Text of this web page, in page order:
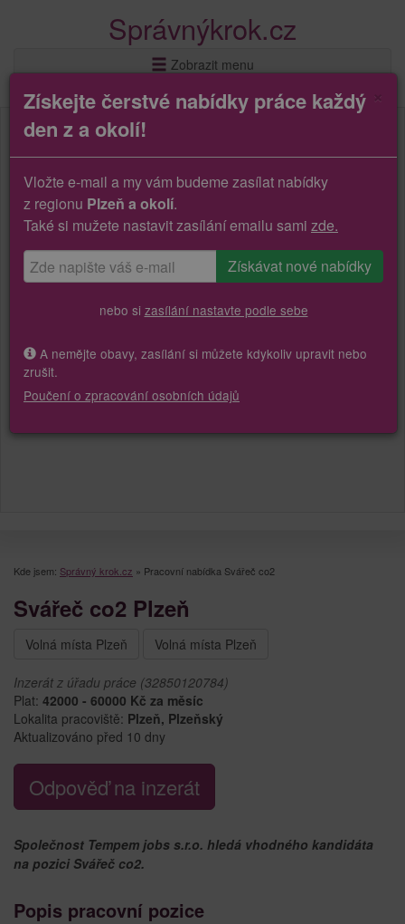
Správnýkrok.cz
Zobrazit menu
Kde jsem: Správný krok.cz » Pracovní nabídka Svářeč co2
Svářeč co2 Plzeň
Volná místa Plzeň Volná místa Plzeň
Inzerát z úřadu práce (32850120784)
Plat: 42000 - 60000 Kč za měsíc
Lokalita pracoviště: Plzeň, Plzeňský
Aktualizováno před 10 dny
Odpověď na inzerát
Společnost Tempem jobs s.r.o. hledá vhodného kandidáta
na pozici Svářeč co2.
Popis pracovní pozice
Získejte čerstvé nabídky práce každý
den z a okolí!
Vložte e-mail a my vám budeme zasílat nabídky
z regionu Plzeň a okolí.
Také si mužete nastavit zasílání emailu sami zde.
nebo si zasílání nastavte podle sebe
A nemějte obavy, zasílání si můžete kdykoliv upravit nebo
zrušit.
Poučení o zpracování osobních údajů